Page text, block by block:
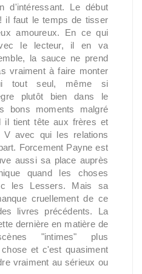
d'intéressant. Le début
il faut le temps de tisser
amoureux. En ce qui
le lecteur, il en va
la sauce ne prend
vraiment à faire monter
tout seul, même si
plutôt bien dans le
bons moments malgré
il tient tête aux frères et
V avec qui les relations
Forcement Payne est
aussi sa place auprès
quand les choses
les Lessers. Mais sa
cruellement de ce
livres précédents. La
dernière en matière de
"intimes" plus
et c'est quasiment
vraiment au sérieux ou